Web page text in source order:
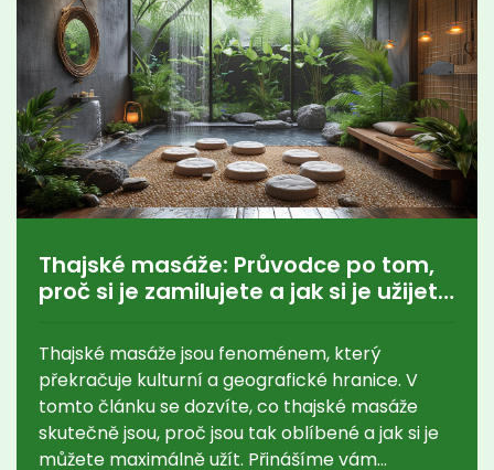
Thajské masáže: Průvodce po tom,
proč si je zamilujete a jak si je užijete
Thajské masáže jsou fenoménem, který
překračuje kulturní a geografické hranice. V
tomto článku se dozvíte, co thajské masáže
skutečně jsou, proč jsou tak oblíbené a jak si je
můžete maximálně užít. Přinášíme vám